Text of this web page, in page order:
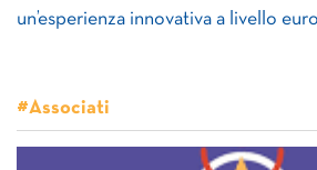
un’esperienza innovativa a livello
#Associati